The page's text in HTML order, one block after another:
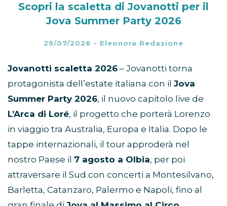
Scopri la scaletta di Jovanotti per il
Jova Summer Party 2026
29/07/2026 - Eleonora Redazione
Jovanotti scaletta 2026 – Jovanotti torna
protagonista dell’estate italiana con il Jova
Summer Party 2026, il nuovo capitolo live de
L’Arca di Loré, il progetto che porterà Lorenzo
in viaggio tra Australia, Europa e Italia. Dopo le
tappe internazionali, il tour approderà nel
nostro Paese il 7 agosto a Olbia, per poi
attraversare il Sud con concerti a Montesilvano,
Barletta, Catanzaro, Palermo e Napoli, fino al